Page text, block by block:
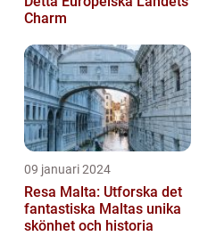
Charm
09 januari 2024
Resa Malta: Utforska det
fantastiska Maltas unika
skönhet och historia